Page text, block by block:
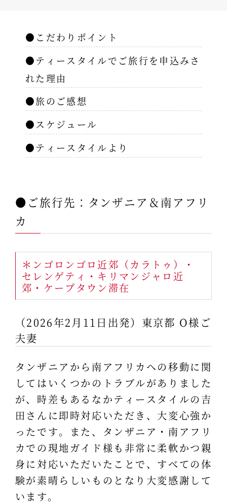
●こだわりポイント
●ティースタイルでご旅行を申込みさ
れた理由
●旅のご感想
●スケジュール
●ティースタイルより
●ご旅行先：タンザニア＆南アフリ
カ
＊ンゴロンゴロ近郊（カラトゥ）・
セレンゲティ・キリマンジャロ近
郊・ケープタウン滞在
（2026年2月11日出発）東京都 O様ご
夫妻
タンザニアから南アフリカへの移動に関
してはいくつかのトラブルがありました
が、時差もあるなかティースタイルの吉
田さんに即時対応いただき、大変心強か
ったです。また、タンザニア・南アフリ
カでの現地ガイド様も非常に柔軟かつ親
身に対応いただいたことで、すべての体
験が素晴らしいものとなり大変感謝して
います。